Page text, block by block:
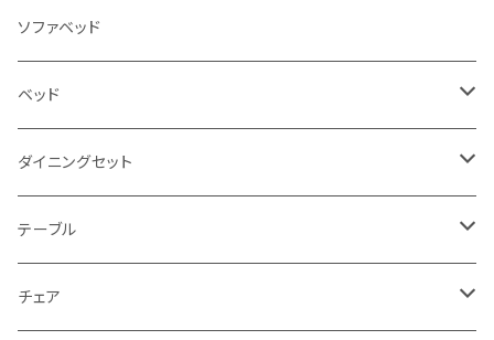
3人掛け
2.5人掛け
2人掛け
1人掛け
カウチソファ
ソファベッド
ベッド
シングルサイズ以下（フレームのみ）
セミダブルサイズ（フレームのみ）
ダブルサイズ（フレームのみ）
ダイニングセット
ダイニング3点セット以下
ダイニング4点セット
テーブル
センターテーブル
チェア